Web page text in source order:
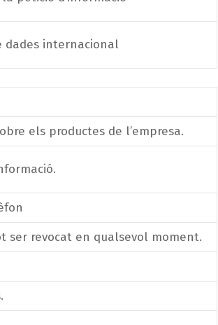
dades internacional
els productes de l’empresa.
ser revocat en qualsevol moment.